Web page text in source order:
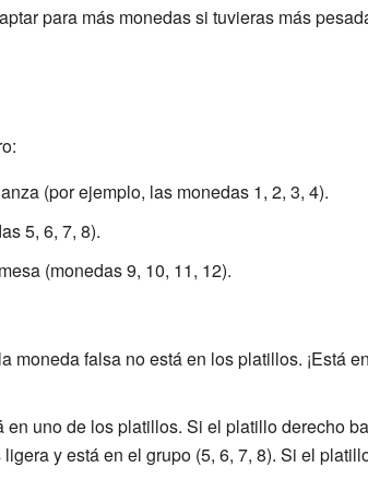
para más monedas si tuvieras más
(por ejemplo, las monedas 1, 2, 3, 4).
5, 6, 7, 8).
(monedas 9, 10, 11, 12).
moneda falsa no está en los platillos. ¡Está
en uno de los platillos. Si el platillo derecho
y está en el grupo (5, 6, 7, 8). Si el